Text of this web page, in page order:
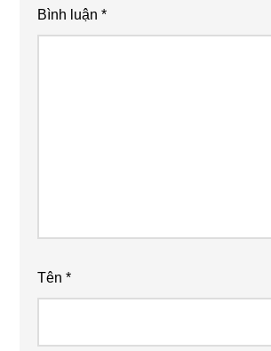
Bình luận*
Tên*